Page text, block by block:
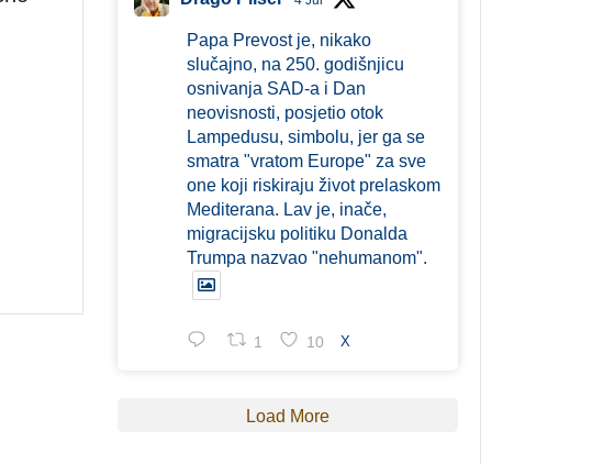
Papa Prevost je, nikako
slučajno, na 250. godišnjicu
osnivanja SAD-a i Dan
neovisnosti, posjetio otok
Lampedusu, simbolu, jer ga se
smatra "vratom Europe" za sve
one koji riskiraju život prelaskom
Mediterana. Lav je, inače,
migracijsku politiku Donalda
Trumpa nazvao "nehumanom".
1 10 X
Load More